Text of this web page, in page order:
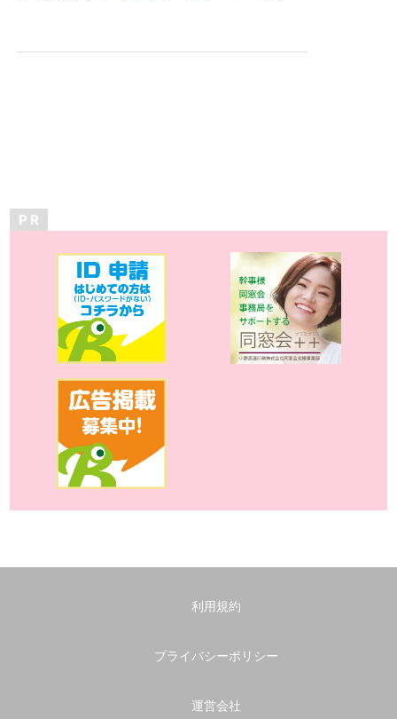
P R
利用規約
プライバシーポリシー
運営会社